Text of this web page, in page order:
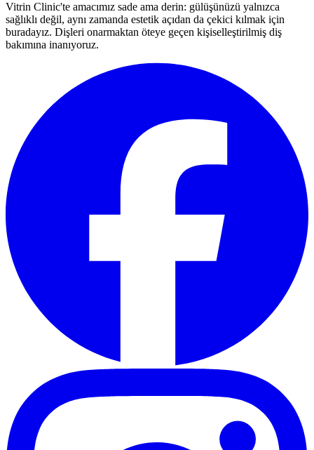
Vitrin Clinic'te amacımız sade ama derin: gülüşünüzü yalnızca
sağlıklı değil, aynı zamanda estetik açıdan da çekici kılmak için
buradayız. Dişleri onarmaktan öteye geçen kişiselleştirilmiş diş
bakımına inanıyoruz.